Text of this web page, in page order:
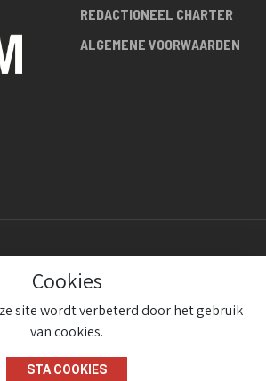
REDACTIONEEL CHARTER
ALGEMENE VOORWAARDEN
Cookies
site wordt verbeterd door het gebruik
van cookies.
STA COOKIES